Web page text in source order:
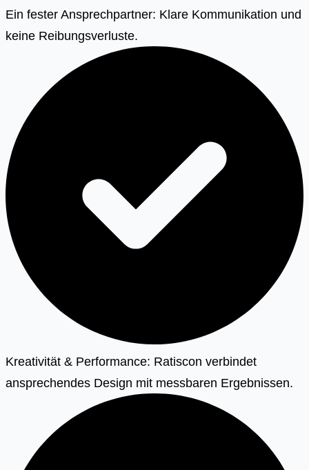
Ein fester Ansprechpartner: Klare Kommunikation und
keine Reibungsverluste.
Kreativität & Performance: Ratiscon verbindet
ansprechendes Design mit messbaren Ergebnissen.